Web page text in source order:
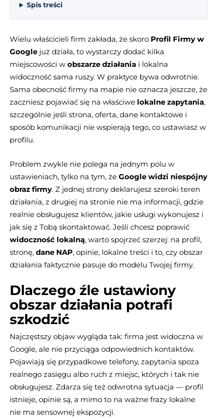
Spis treści
Wielu właścicieli firm zakłada, że skoro Profil Firmy w
Google już działa, to wystarczy dodać kilka
miejscowości w obszarze działania i lokalna
widoczność sama ruszy. W praktyce bywa odwrotnie.
Sama obecność firmy na mapie nie oznacza jeszcze, że
zaczniesz pojawiać się na właściwe lokalne zapytania,
szczególnie jeśli strona, oferta, dane kontaktowe i
sposób komunikacji nie wspierają tego, co ustawiasz w
profilu.
Problem zwykle nie polega na jednym polu w
ustawieniach, tylko na tym, że Google widzi niespójny
obraz firmy. Z jednej strony deklarujesz szeroki teren
działania, z drugiej na stronie nie ma informacji, gdzie
realnie obsługujesz klientów, jakie usługi wykonujesz i
jak się z Tobą skontaktować. Jeśli chcesz poprawić
widoczność lokalną, warto spojrzeć szerzej: na profil,
stronę, dane NAP, opinie, lokalne treści i to, czy obszar
działania faktycznie pasuje do modelu Twojej firmy.
Dlaczego źle ustawiony
obszar działania potrafi
szkodzić
Najczęstszy objaw wygląda tak: firma jest widoczna w
Google, ale nie przyciąga odpowiednich kontaktów.
Pojawiają się przypadkowe telefony, zapytania spoza
realnego zasięgu albo ruch z miejsc, których i tak nie
obsługujesz. Zdarza się też odwrotna sytuacja — profil
istnieje, opinie są, a mimo to na ważne frazy lokalne
nie ma sensownej ekspozycji.